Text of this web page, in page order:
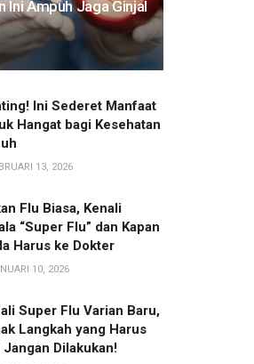
Ini Ampuh Jaga Ginjal
Ini Sederet Manfaat
Hangat bagi Kesehatan
13, 2026
Flu Biasa, Kenali
“Super Flu” dan Kapan
Harus ke Dokter
10, 2026
Super Flu Varian Baru,
Langkah yang Harus
Jangan Dilakukan!